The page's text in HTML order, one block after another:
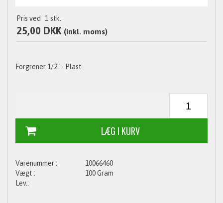
Pris ved 1 stk.
25,00 DKK (inkl. moms)
Forgrener 1/2" - Plast
10066460
100 Gram